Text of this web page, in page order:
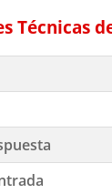
Técnicas